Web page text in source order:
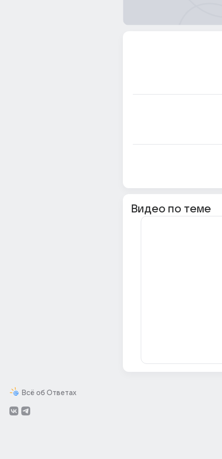
Всё об Ответах
Видео по теме